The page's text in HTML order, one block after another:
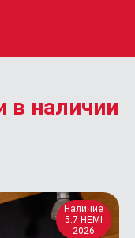
в наличии
Наличие
5.7 HEMI
2026